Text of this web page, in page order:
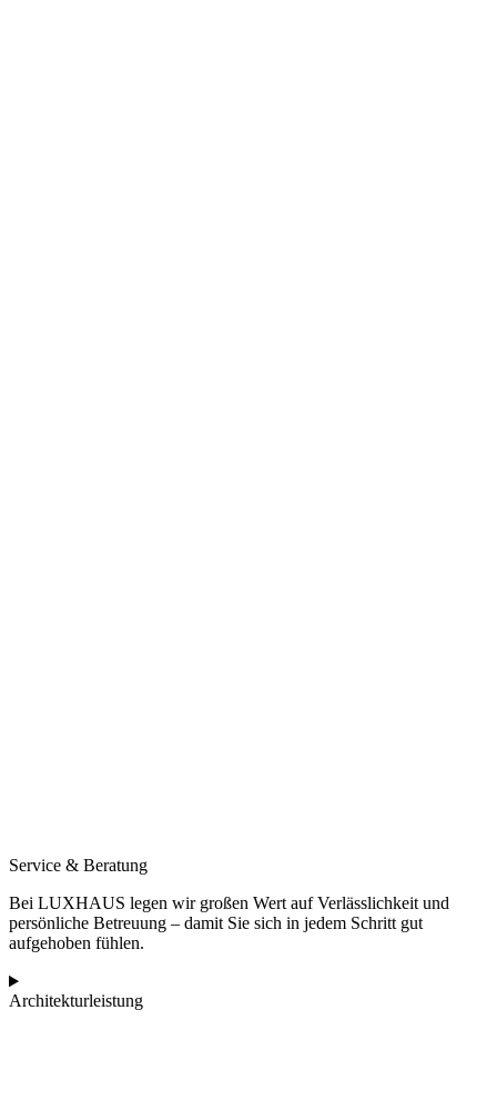
Service & Beratung
Bei LUXHAUS legen wir großen Wert auf Verlässlichkeit und
persönliche Betreuung – damit Sie sich in jedem Schritt gut
aufgehoben fühlen.
Architekturleistung